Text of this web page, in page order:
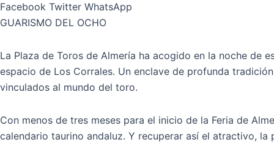
Facebook Twitter WhatsApp
GUARISMO DEL OCHO
La Plaza de Toros de Almería ha acogido en la noche de
espacio de Los Corrales. Un enclave de profunda
vinculados al mundo del toro.
Con menos de tres meses para el inicio de la Feria de
calendario taurino andaluz. Y recuperar así el atractivo,